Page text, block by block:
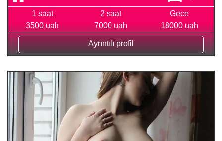
1 saat
3500 uah
2 saat
7000 uah
Gece
18000 uah
Ayrıntılı profil